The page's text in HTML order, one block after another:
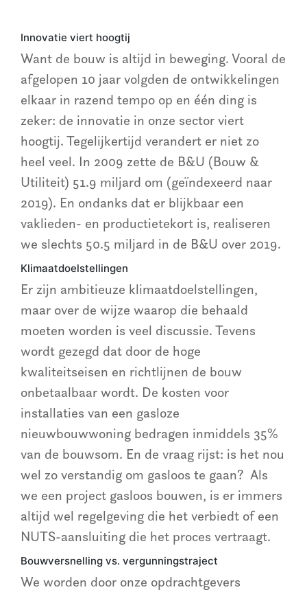
Innovatie viert hoogtij
Want de bouw is altijd in beweging. Vooral de
afgelopen 10 jaar volgden de ontwikkelingen
elkaar in razend tempo op en één ding is
zeker: de innovatie in onze sector viert
hoogtij. Tegelijkertijd verandert er niet zo
heel veel. In 2009 zette de B&U (Bouw &
Utiliteit) 51.9 miljard om (geïndexeerd naar
2019). En ondanks dat er blijkbaar een
vaklieden- en productietekort is, realiseren
we slechts 50.5 miljard in de B&U over 2019.
Klimaatdoelstellingen
Er zijn ambitieuze klimaatdoelstellingen,
maar over de wijze waarop die behaald
moeten worden is veel discussie. Tevens
wordt gezegd dat door de hoge
kwaliteitseisen en richtlijnen de bouw
onbetaalbaar wordt. De kosten voor
installaties van een gasloze
nieuwbouwwoning bedragen inmiddels 35%
van de bouwsom. En de vraag rijst: is het nou
wel zo verstandig om gasloos te gaan? Als
we een project gasloos bouwen, is er immers
altijd wel regelgeving die het verbiedt of een
NUTS-aansluiting die het proces vertraagt.
Bouwversnelling vs. vergunningstraject
We worden door onze opdrachtgevers